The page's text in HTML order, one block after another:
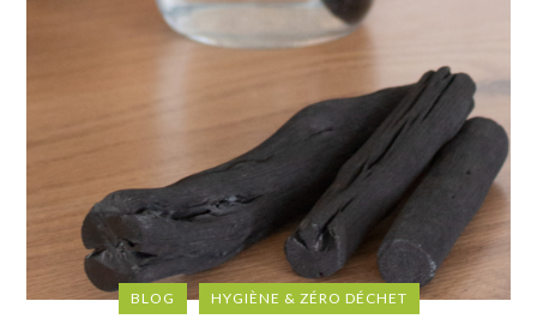
BLOG HYGIÈNE & ZÉRO DÉCHET